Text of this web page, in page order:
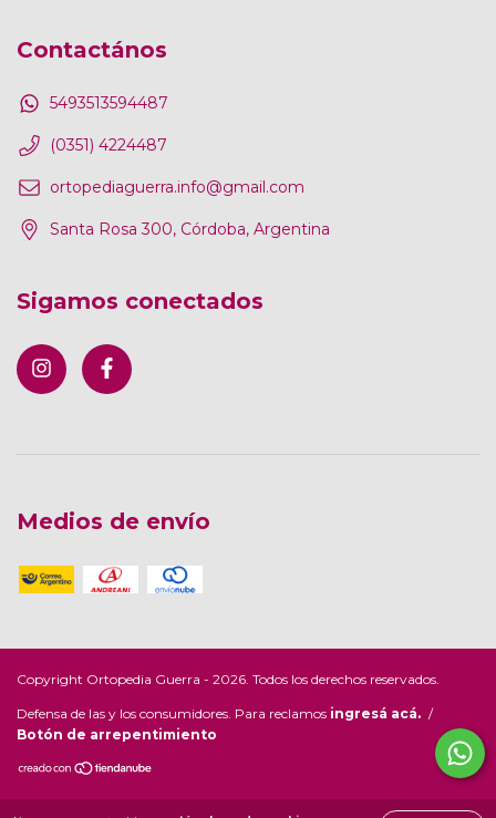
Contactános
5493513594487
(0351) 4224487
ortopediaguerra.info@gmail.com
Santa Rosa 300, Córdoba, Argentina
Sigamos conectados
Medios de envío
Copyright Ortopedia Guerra - 2026. Todos los derechos reservados.
Defensa de las y los consumidores. Para reclamos ingresá acá. /
Botón de arrepentimiento